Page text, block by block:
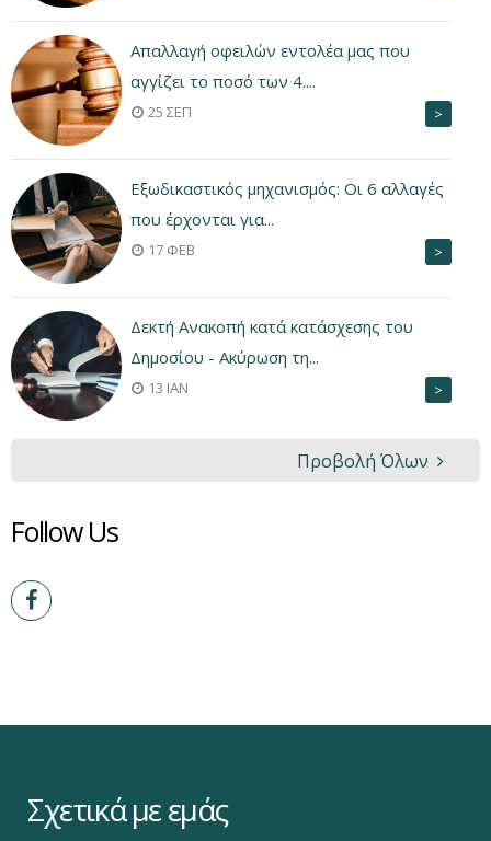
Aπαλλαγή οφειλών εντολέα μας που
αγγίζει το ποσό των 4....
25 ΣΕΠ >
Εξωδικαστικός μηχανισμός: Οι 6 αλλαγές
που έρχονται για...
17 ΦΕΒ >
Δεκτή Ανακοπή κατά κατάσχεσης του
Δημοσίου - Ακύρωση τη...
13 ΙΑΝ >
Προβολή Όλων
Follow Us
Σχετικά με εμάς